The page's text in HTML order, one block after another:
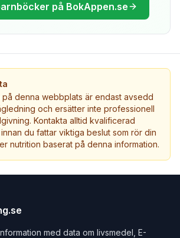
på BokAppen.se
på denna webbplats är endast avsedd
och ersätter inte professionell
Kontakta alltid kvalificerad
du fattar viktiga beslut som rör din
nutrition baserat på denna information.
med data om livsmedel, E-